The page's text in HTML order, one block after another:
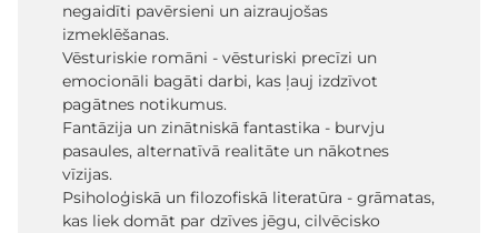
negaidīti pavērsieni un aizraujošas
izmeklēšanas.
Vēsturiskie romāni - vēsturiski precīzi un
emocionāli bagāti darbi, kas ļauj izdzīvot
pagātnes notikumus.
Fantāzija un zinātniskā fantastika - burvju
pasaules, alternatīvā realitāte un nākotnes
vīzijas.
Psiholoģiskā un filozofiskā literatūra - grāmatas,
kas liek domāt par dzīves jēgu, cilvēcisko